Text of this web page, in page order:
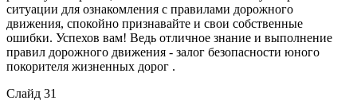
ситуации для ознакомления с правилами дорожного
движения, спокойно признавайте и свои собственные
ошибки. Успехов вам! Ведь отличное знание и выполнение
правил дорожного движения - залог безопасности юного
покорителя жизненных дорог .
Слайд 31